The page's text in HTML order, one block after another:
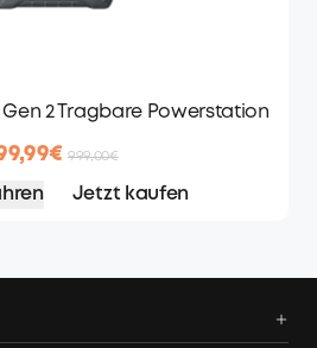
Gen 2 Tragbare Powerstation
999,00€
Jetzt kaufen